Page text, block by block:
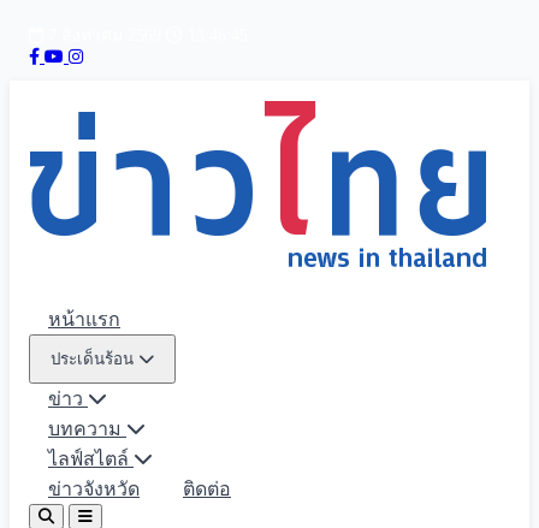
หน้าแรก
ประเด็นร้อน
ข่าว
บทความ
ไลฟ์สไตล์
ข่าวจังหวัด
ติดต่อ